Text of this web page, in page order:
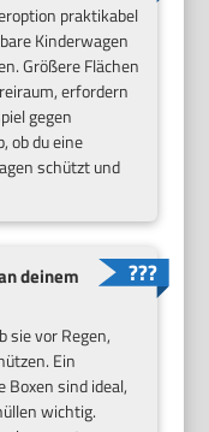
praktikabel
Kinderwagen
Größere Flächen
erfordern
gegen
ob du eine
schützt und
deinem
sie vor Regen,
Ein
sind ideal,
wichtig.